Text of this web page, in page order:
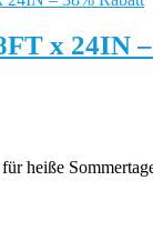
x 24IN
heiße